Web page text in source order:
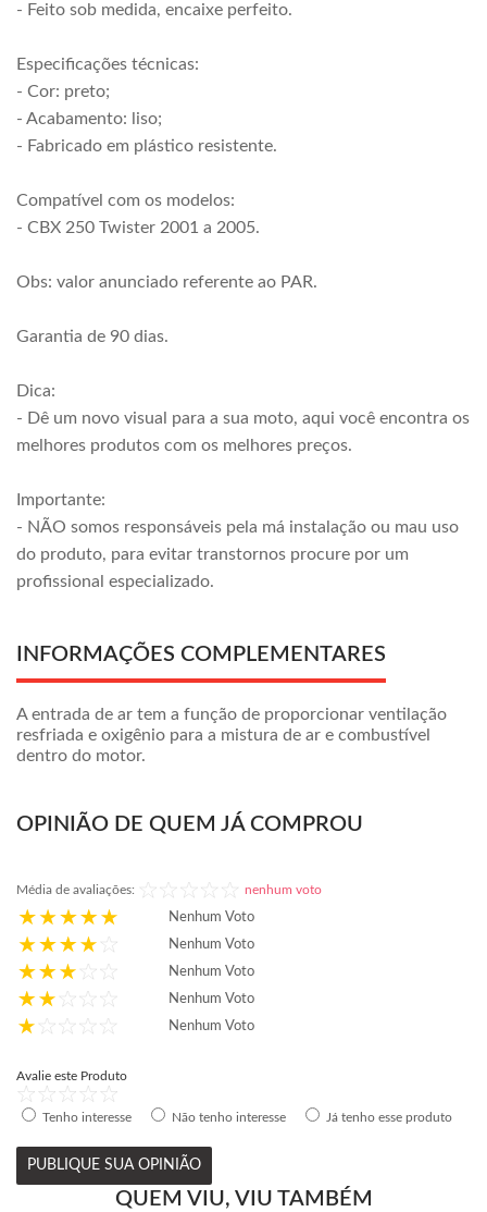
- Feito sob medida, encaixe perfeito.
Especificações técnicas:
- Cor: preto;
- Acabamento: liso;
- Fabricado em plástico resistente.
Compatível com os modelos:
- CBX 250 Twister 2001 a 2005.
Obs: valor anunciado referente ao PAR.
Garantia de 90 dias.
Dica:
- Dê um novo visual para a sua moto, aqui você encontra os
melhores produtos com os melhores preços.
Importante:
- NÃO somos responsáveis pela má instalação ou mau uso
do produto, para evitar transtornos procure por um
profissional especializado.
INFORMAÇÕES COMPLEMENTARES
A entrada de ar tem a função de proporcionar ventilação
resfriada e oxigênio para a mistura de ar e combustível
dentro do motor.
OPINIÃO DE QUEM JÁ COMPROU
Média de avaliações: nenhum voto
Nenhum Voto
Nenhum Voto
Nenhum Voto
Nenhum Voto
Nenhum Voto
Avalie este Produto
Tenho interesse Não tenho interesse Já tenho esse produto
PUBLIQUE SUA OPINIÃO
QUEM VIU, VIU TAMBÉM